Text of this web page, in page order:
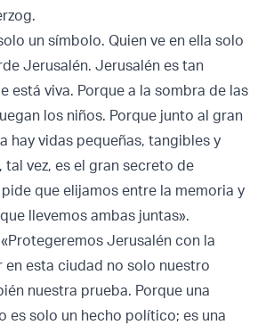
un símbolo. Quien ve en ella solo
Jerusalén. Jerusalén es tan
está viva. Porque a la sombra de las
los niños. Porque junto al gran
hay vidas pequeñas, tangibles y
tal vez, es el gran secreto de
que elijamos entre la memoria y
llevemos ambas juntas».
Jerusalén con la
esta ciudad no solo nuestro
nuestra prueba. Porque una
es solo un hecho político; es una